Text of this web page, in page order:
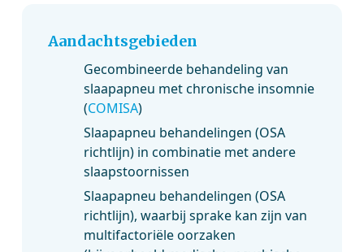
Aandachtsgebieden
Gecombineerde behandeling van
slaapapneu met chronische insomnie
(COMISA)
Slaapapneu behandelingen (OSA
richtlijn) in combinatie met andere
slaapstoornissen
Slaapapneu behandelingen (OSA
richtlijn), waarbij sprake kan zijn van
multifactoriële oorzaken